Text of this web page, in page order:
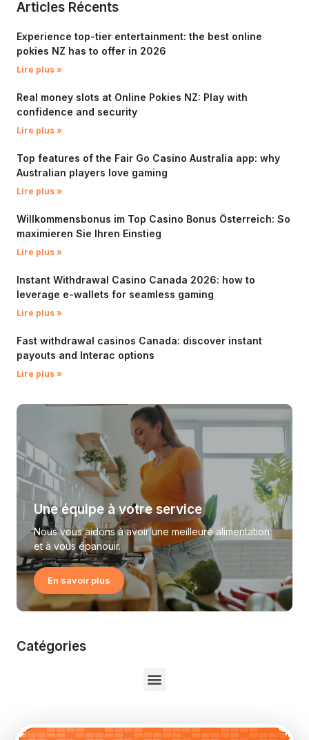
Articles Récents
Experience top-tier entertainment: the best online
pokies NZ has to offer in 2026
Lire plus »
Real money slots at Online Pokies NZ: Play with
confidence and security
Lire plus »
Top features of the Fair Go Casino Australia app: why
Australian players love gaming
Lire plus »
Willkommensbonus im Top Casino Bonus Österreich: So
maximieren Sie Ihren Einstieg
Lire plus »
Instant Withdrawal Casino Canada 2026: how to
leverage e-wallets for seamless gaming
Lire plus »
Fast withdrawal casinos Canada: discover instant
payouts and Interac options
Lire plus »
Une équipe à votre service
Nous vous aidons à avoir une meilleure alimentation
et à vous épanouir.
En savoir plus
Catégories